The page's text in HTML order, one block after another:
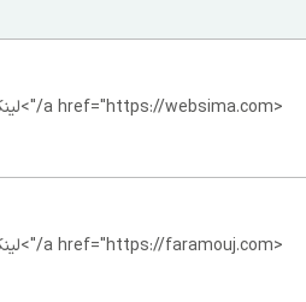
<a href="https://websima.com/">لینک سایت</a>
<a href="https://faramouj.com/">لینک سایت</a>